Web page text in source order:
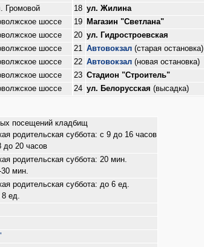
Громовой
шоссе
шоссе
шоссе
шоссе
шоссе
шоссе
18 ул. Жилина
19
Магазин "Светлана"
20 ул. Гидростроевская
21
Автовокзал (старая остановка)
22 Автовокзал (новая остановка)
23 Стадион "Строитель"
24 ул. Белорусская (высадка)
посещений кладбищ
родительская суббота: с 9 до 16 часов
до 20 часов
родительская суббота: 20 мин.
мин.
родительская суббота: до 6 ед.
8 ед.